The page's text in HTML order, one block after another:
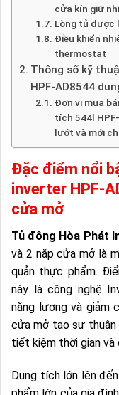
cửa kín giữ
Lòng tủ được
Điều khiển
thermostat
Thông số kỹ
HPF-AD8544
Đơn vị mua
tích 544l
lướt và mới
Đặc điểm nổi
inverter HPF-
cửa mở
Tủ đông Hòa Phát
và 2 nắp cửa mở là
quản thực phẩm.
này là công nghệ
năng lượng và giảm
cửa mở tạo sự
tiết kiệm thời gian và
Dung tích lớn lên